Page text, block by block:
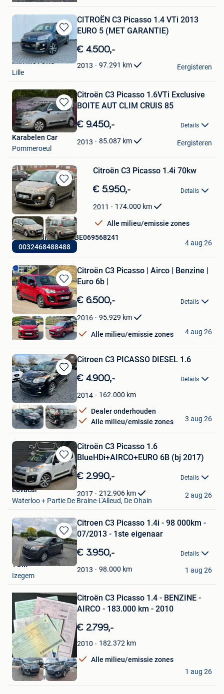
Bewaren
in
Mijn
Favorieten
CITROËN C3 Picasso 1.4 VTi 2013
EURO 5 (MET GARANTIE)
€ 4.500,-
2013 97.291 km
IMK MOTORS
Lille
Eergisteren
Bewaren
in
Mijn
Favorieten
Citroën C3 Picasso 1.6VTi Exclusive
BOITE AUT CLIM CRUIS 85
€ 9.450,- Details
2013 85.087 km
Karabelen Car
Pommeroeul
Eergisteren
Bewaren
in
Mijn
Favorieten
0032468488488
Citroën C3 Picasso 1.4i 70kw
€ 5.950,- Details
2011 174.000 km
Alle milieu/emissie zones
Hiwa Trading BTW: BE069568241
Itterbeek
4 aug 26
Bewaren
in
Mijn
Favorieten
Citroën C3 Picasso | Airco | Benzine |
Euro 6b |
€ 6.500,- Details
2016 95.929 km
Alle milieu/emissie zones
Z-Motors
Hoboken
4 aug 26
Bewaren
in
Mijn
Favorieten
Citroen C3 PICASSO DIESEL 1.6
€ 4.900,- Details
2014 162.000 km
Dealer onderhouden
Alle milieu/emissie zones
KVcars
Menen
3 aug 26
Bewaren
in
Mijn
Favorieten
Citroën C3 Picasso 1.6
BlueHDi+AIRCO+EURO 6B (bj 2017)
€ 2.990,- Details
2017 212.906 km
Lovacar
Waterloo + Partie De Braine-L'Alleud, De Ohain
2 aug 26
Bewaren
in
Mijn
Favorieten
Citroen C3 Picasso 1.4i - 98 000km -
07/2013 - 1ste eigenaar
€ 3.950,- Details
2013 98.000 km
TOM
Izegem
1 aug 26
in
Mijn
Favorieten
Citroën C3 Picasso 1.4 - BENZINE -
AIRCO - 183.000 km - 2010
€ 2.799,-
2010 182.372 km
Alle milieu/emissie zones
AG GARAGE
Steenokkerzeel
1 aug 26